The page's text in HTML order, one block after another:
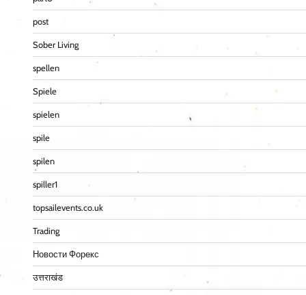
post
Sober Living
spellen
Spiele
spielen
spile
spilen
spiller1
topsailevents.co.uk
Trading
Новости Форекс
उत्तराखंड